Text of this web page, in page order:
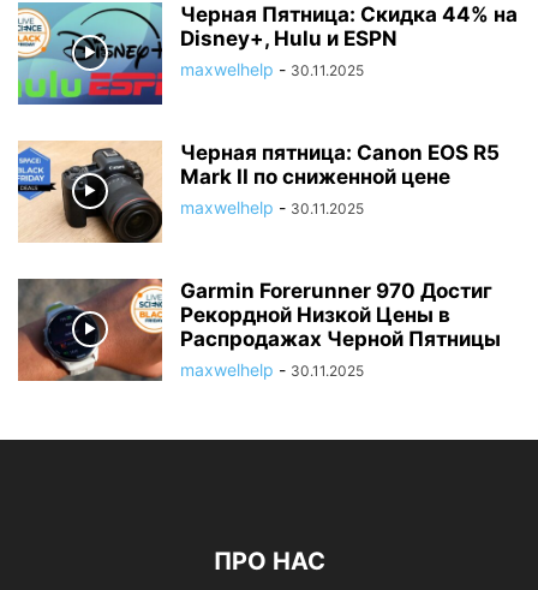
Черная Пятница: Скидка 44% на
Disney+, Hulu и ESPN
maxwelhelp - 30.11.2025
Черная пятница: Canon EOS R5
Mark II по сниженной цене
maxwelhelp - 30.11.2025
Garmin Forerunner 970 Достиг
Рекордной Низкой Цены в
Распродажах Черной Пятницы
maxwelhelp - 30.11.2025
ПРО НАС